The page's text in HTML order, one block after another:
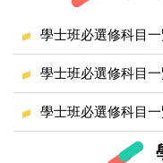
學士班必選修科目
學士班必選修科目
學士班必選修科目